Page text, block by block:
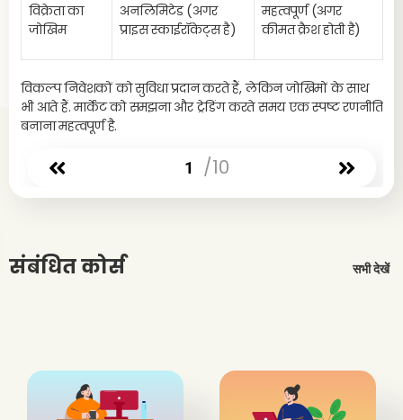
विक्रेता का
जोखिम
अनलिमिटेड (अगर
प्राइस स्काईरॉकेट्स है)
महत्वपूर्ण (अगर
कीमत क्रैश होती है)
विकल्प निवेशकों को सुविधा प्रदान करते हैं, लेकिन जोखिमों के साथ
भी आते हैं. मार्केट को समझना और ट्रेडिंग करते समय एक स्पष्ट रणनीति
बनाना महत्वपूर्ण है.
और
1 /10
संबंधित कोर्स सभी देखें